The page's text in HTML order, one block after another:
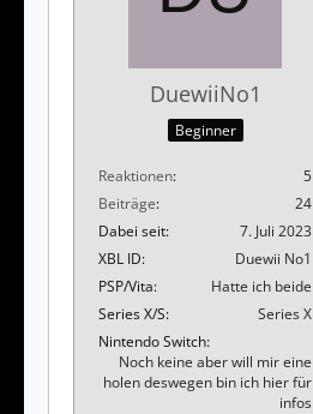
DuewiiNo1
Beginner
Reaktionen
5
Beiträge
24
Dabei seit
7. Juli 2023
XBL ID
Duewii No1
PSP/Vita
Hatte ich beide
Series X/S
Series X
Nintendo Switch
Noch keine aber will mir eine
holen deswegen bin ich hier für
infos